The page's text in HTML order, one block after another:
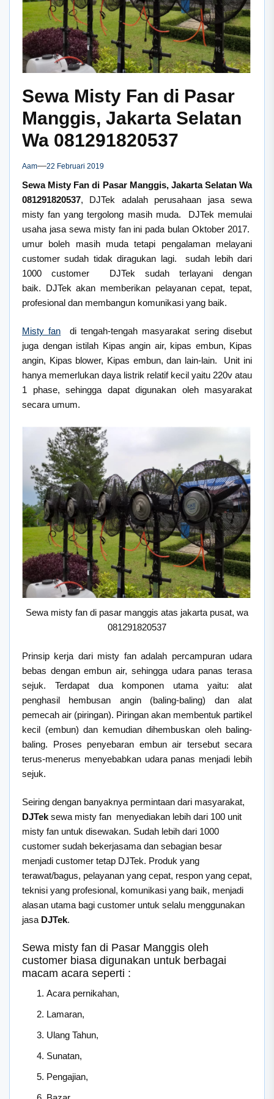
Sewa Misty Fan di Pasar
Manggis, Jakarta Selatan
Wa 081291820537
Aam 22 Februari 2019
Sewa Misty Fan di Pasar Manggis, Jakarta Selatan Wa
081291820537, DJTek adalah perusahaan jasa sewa
misty fan yang tergolong masih muda. DJTek memulai
usaha jasa sewa misty fan ini pada bulan Oktober 2017.
umur boleh masih muda tetapi pengalaman melayani
customer sudah tidak diragukan lagi. sudah lebih dari
1000 customer DJTek sudah terlayani dengan
baik. DJTek akan memberikan pelayanan cepat, tepat,
profesional dan membangun komunikasi yang baik.
Misty fan di tengah-tengah masyarakat sering disebut
juga dengan istilah Kipas angin air, kipas embun, Kipas
angin, Kipas blower, Kipas embun, dan lain-lain. Unit ini
hanya memerlukan daya listrik relatif kecil yaitu 220v atau
1 phase, sehingga dapat digunakan oleh masyarakat
secara umum.
Sewa misty fan di pasar manggis atas jakarta pusat, wa
081291820537
Prinsip kerja dari misty fan adalah percampuran udara
bebas dengan embun air, sehingga udara panas terasa
sejuk. Terdapat dua komponen utama yaitu: alat
penghasil hembusan angin (baling-baling) dan alat
pemecah air (piringan). Piringan akan membentuk partikel
kecil (embun) dan kemudian dihembuskan oleh baling-
baling. Proses penyebaran embun air tersebut secara
terus-menerus menyebabkan udara panas menjadi lebih
sejuk.
Seiring dengan banyaknya permintaan dari masyarakat,
DJTek sewa misty fan menyediakan lebih dari 100 unit
misty fan untuk disewakan. Sudah lebih dari 1000
customer sudah bekerjasama dan sebagian besar
menjadi customer tetap DJTek. Produk yang
terawat/bagus, pelayanan yang cepat, respon yang cepat,
teknisi yang profesional, komunikasi yang baik, menjadi
alasan utama bagi customer untuk selalu menggunakan
jasa DJTek.
Sewa misty fan di Pasar Manggis oleh
customer biasa digunakan untuk berbagai
macam acara seperti :
Acara pernikahan,
Lamaran,
Ulang Tahun,
Sunatan,
Pengajian,